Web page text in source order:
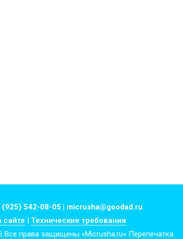
(925) 542-08-05 | micrusha@goodad.ru
сайте | Технические требования
Все права защищены «Micrusha.ru» Перепечатка